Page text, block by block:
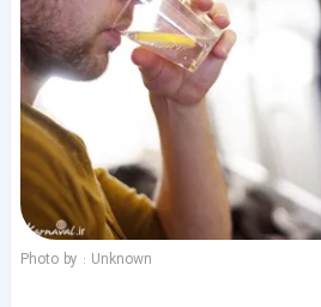
Photo by : Unknown